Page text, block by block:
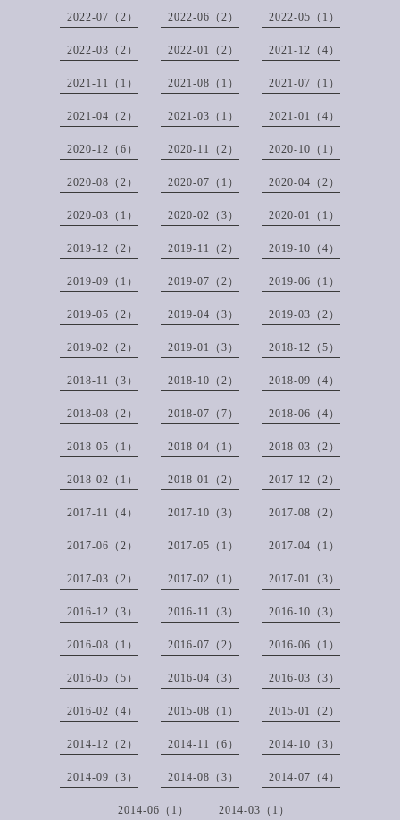
2022-07（2） 2022-06（2） 2022-05（1）
2022-03（2） 2022-01（2） 2021-12（4）
2021-11（1） 2021-08（1） 2021-07（1）
2021-04（2） 2021-03（1） 2021-01（4）
2020-12（6） 2020-11（2） 2020-10（1）
2020-08（2） 2020-07（1） 2020-04（2）
2020-03（1） 2020-02（3） 2020-01（1）
2019-12（2） 2019-11（2） 2019-10（4）
2019-09（1） 2019-07（2） 2019-06（1）
2019-05（2） 2019-04（3） 2019-03（2）
2019-02（2） 2019-01（3） 2018-12（5）
2018-11（3） 2018-10（2） 2018-09（4）
2018-08（2） 2018-07（7） 2018-06（4）
2018-05（1） 2018-04（1） 2018-03（2）
2018-02（1） 2018-01（2） 2017-12（2）
2017-11（4） 2017-10（3） 2017-08（2）
2017-06（2） 2017-05（1） 2017-04（1）
2017-03（2） 2017-02（1） 2017-01（3）
2016-12（3） 2016-11（3） 2016-10（3）
2016-08（1） 2016-07（2） 2016-06（1）
2016-05（5） 2016-04（3） 2016-03（3）
2016-02（4） 2015-08（1） 2015-01（2）
2014-12（2） 2014-11（6） 2014-10（3）
2014-09（3） 2014-08（3） 2014-07（4）
2014-06（1） 2014-03（1）